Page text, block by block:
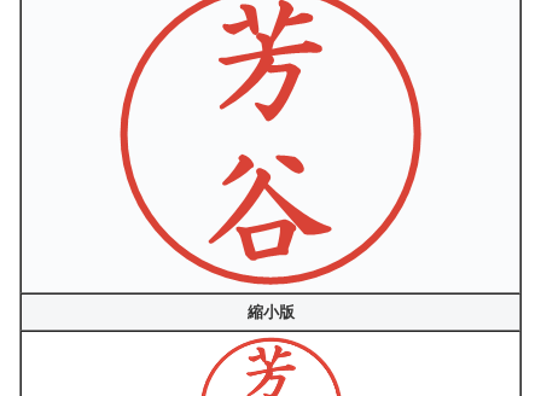
縮小版